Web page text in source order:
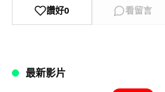
讚好0 看留言
最新影片